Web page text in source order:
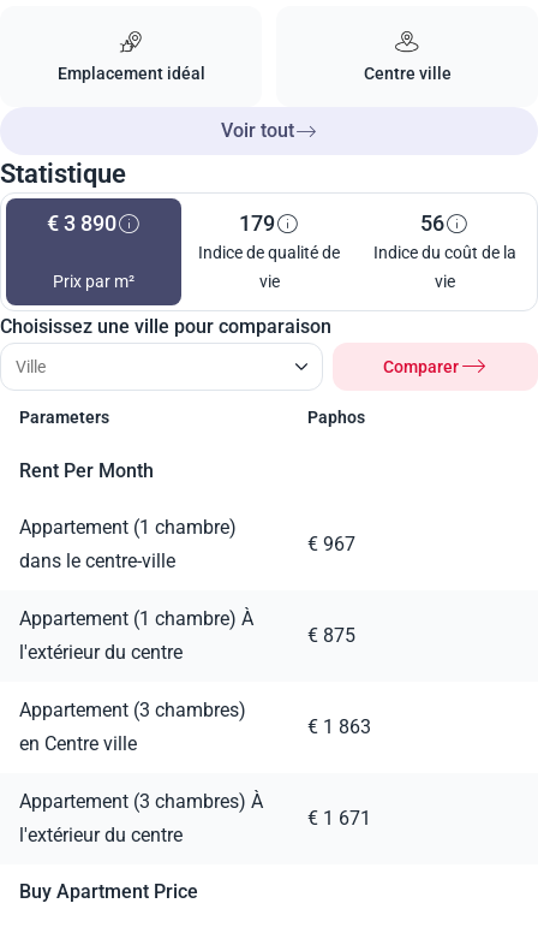
Emplacement idéal Centre ville
Voir tout
Statistique
€ 3 890
Prix par m²
179
Indice de qualité de
vie
56
Indice du coût de la
vie
Choisissez une ville pour comparaison
Comparer
Parameters Paphos
Rent Per Month
Appartement (1 chambre)
dans le centre-ville
€ 967
Appartement (1 chambre) À
l'extérieur du centre
€ 875
Appartement (3 chambres)
en Centre ville
€ 1 863
Appartement (3 chambres) À
l'extérieur du centre
€ 1 671
Buy Apartment Price